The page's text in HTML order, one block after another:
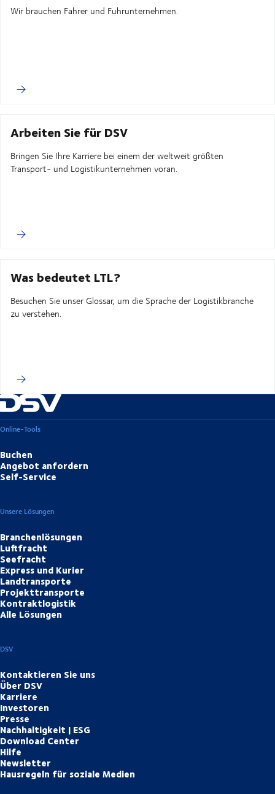
Wir brauchen Fahrer und Fuhrunternehmen.
Arbeiten Sie für DSV
Bringen Sie Ihre Karriere bei einem der weltweit größten
Transport- und Logistikunternehmen voran.
Was bedeutet LTL?
Besuchen Sie unser Glossar, um die Sprache der Logistikbranche
zu verstehen.
Online-Tools
Buchen
Angebot anfordern
Self-Service
Unsere Lösungen
Branchenlösungen
Luftfracht
Seefracht
Express und Kurier
Landtransporte
Projekttransporte
Kontraktlogistik
Alle Lösungen
DSV
Kontaktieren Sie uns
Über DSV
Karriere
Investoren
Presse
Nachhaltigkeit | ESG
Download Center
Hilfe
Newsletter
Hausregeln für soziale Medien